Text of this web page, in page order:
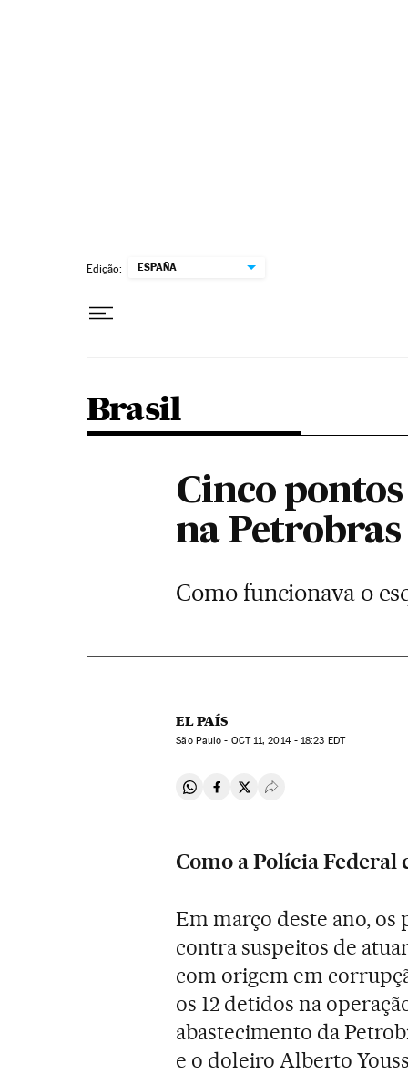
Edição: ESPAÑA
Brasil
Cinco
na Petrobras
Como funcionava o
EL PAÍS
São Paulo - OCT11, 2014 - 18:23 EDT
Compartir en Whatsapp
Compartir en Facebook
Compartir en Twitter
Desplegar Redes
Como a Polícia Federal
Em março deste ano,
contra suspeitos de
com origem em
os 12 detidos na
abastecimento da
e o doleiro Alberto